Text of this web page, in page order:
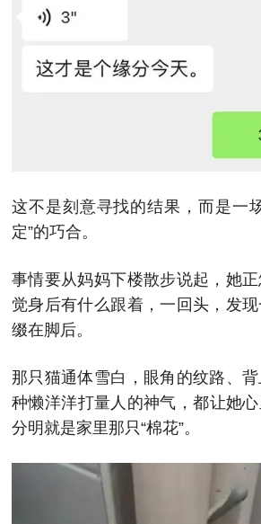
这不是刻意寻找的结果，而是一
定”的巧合。
事情要从妈妈下楼散步说起，她
觉身后有什么跟着，一回头，发
缀在脚后。
那只猫通体雪白，眼角的纹路、
种懒洋洋打量人的神气，都让她
分明就是家里那只“棉花”。